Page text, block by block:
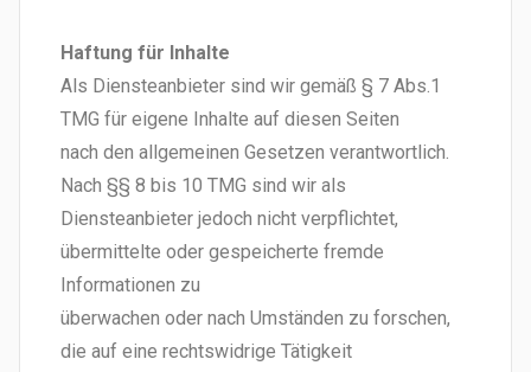
Haftung für Inhalte
Als Diensteanbieter sind wir gemäß § 7 Abs.1
TMG für eigene Inhalte auf diesen Seiten
nach den allgemeinen Gesetzen verantwortlich.
Nach §§ 8 bis 10 TMG sind wir als
Diensteanbieter jedoch nicht verpflichtet,
übermittelte oder gespeicherte fremde
Informationen zu
überwachen oder nach Umständen zu forschen,
die auf eine rechtswidrige Tätigkeit